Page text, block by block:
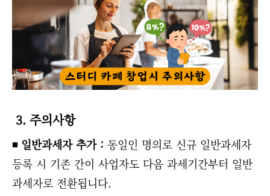
3. 주의사항
◾ 일반과세자 추가 : 동일인 명의로 신규 일반과세자
등록 시 기존 간이 사업자도 다음 과세기간부터 일반
과세자로 전환됩니다.